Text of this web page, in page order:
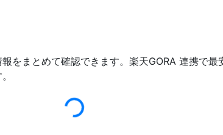
をまとめて確認できます。楽天GORA 連携で